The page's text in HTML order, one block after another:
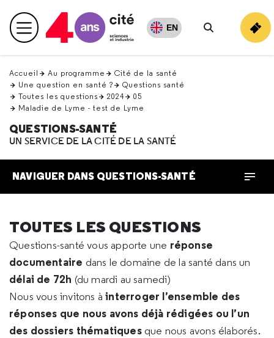
en
haut Menu principal EN
Rechercher
Accueil Au programme
Cité de la santé
Une question en santé ?
Questions santé
Toutes les questions
2024
05
Maladie de Lyme - test de Lyme
QUESTIONS-SANTÉ
UN SERVICE DE LA CITÉ DE LA SANTÉ
NAVIGUER DANS QUESTIONS-SANTÉ
TOUTES LES QUESTIONS
Questions-santé vous apporte une réponse
documentaire dans le domaine de la santé dans un
délai de 72h (du mardi au samedi)
Nous vous invitons àinterroger l’ensemble des
réponses que nous avons déjà rédigées ou l’un
des dossiers thématiques que nous avons élaborés.